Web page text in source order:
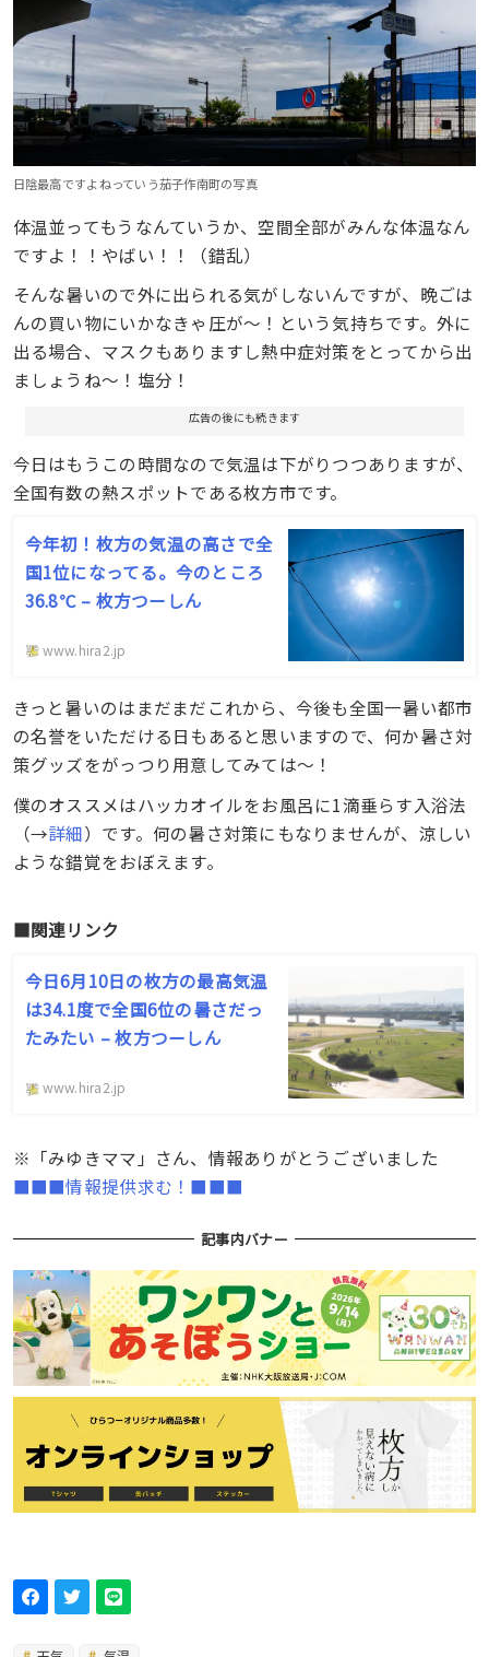
日陰最高ですよねっていう茄子作南町の写真
体温並ってもうなんていうか、空間全部がみんな体温なん
ですよ！！やばい！！（錯乱）
そんな暑いので外に出られる気がしないんですが、晩ごは
んの買い物にいかなきゃ圧が〜！という気持ちです。外に
出る場合、マスクもありますし熱中症対策をとってから出
ましょうね〜！塩分！
広告の後にも続きます
今日はもうこの時間なので気温は下がりつつありますが、
全国有数の熱スポットである枚方市です。
今年初！枚方の気温の高さで全
国1位になってる。今のところ
36.8℃ – 枚方つーしん
www.hira2.jp
きっと暑いのはまだまだこれから、今後も全国一暑い都市
の名誉をいただける日もあると思いますので、何か暑さ対
策グッズをがっつり用意してみては〜！
僕のオススメはハッカオイルをお風呂に1滴垂らす入浴法
（→詳細）です。何の暑さ対策にもなりませんが、涼しい
ような錯覚をおぼえます。
■関連リンク
今日6月10日の枚方の最高気温
は34.1度で全国6位の暑さだっ
たみたい – 枚方つーしん
www.hira2.jp
※「みゆきママ」さん、情報ありがとうございました
■■■情報提供求む！■■■
記事内バナー